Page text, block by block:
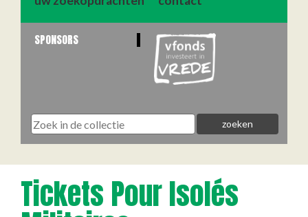
SPONSORS
Tickets Pour Isolés